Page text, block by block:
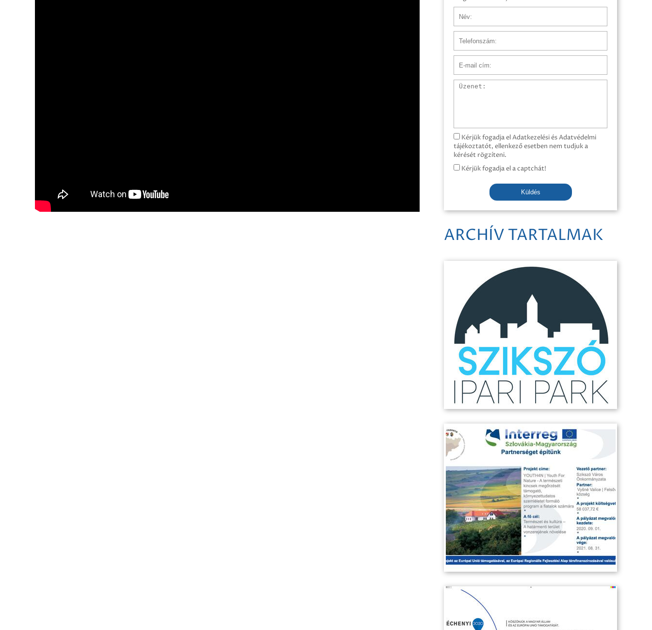
Üzenet
Kérjük fogadja el Adatkezelési és Adatvédelmi
tájékoztatót, ellenkező esetben nem tudjuk a
kérését rögzíteni.
Kérjük fogadja el a captchát!
Küldés
ARCHÍV TARTALMAK